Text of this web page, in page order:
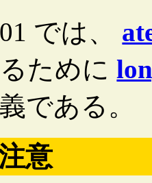
では、
ために
である。
意